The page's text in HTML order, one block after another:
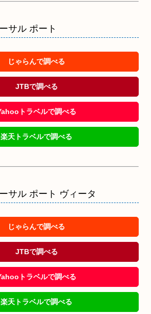
サル ポート
じゃらんで調べる
JTBで調べる
トラベルで調べる
楽天トラベルで調べる
サル ポート ヴィータ
じゃらんで調べる
JTBで調べる
トラベルで調べる
楽天トラベルで調べる